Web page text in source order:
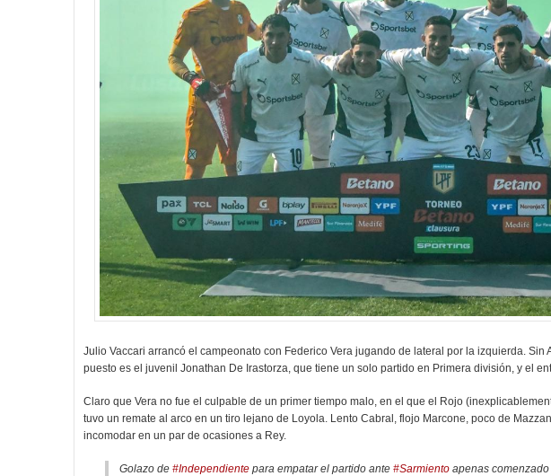
Julio Vaccari arrancó el campeonato con Federico Vera jugando de lateral por la izquierda. Sin
puesto es el juvenil Jonathan De Irastorza, que tiene un solo partido en Primera división, y el
Claro que Vera no fue el culpable de un primer tiempo malo, en el que el Rojo
tuvo un remate al arco en un tiro lejano de Loyola. Lento Cabral, flojo Marcone, poco de
incomodar en un par de ocasiones a Rey.
Golazo de #Independiente para empatar el partido ante #Sarmiento apenas